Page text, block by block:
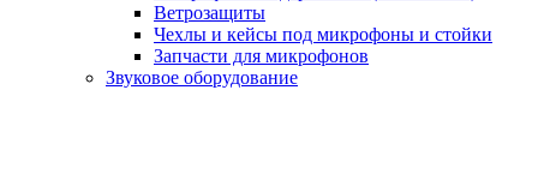
Ветрозащиты
Чехлы и кейсы под микрофоны и стойки
Запчасти для микрофонов
Звуковое оборудование